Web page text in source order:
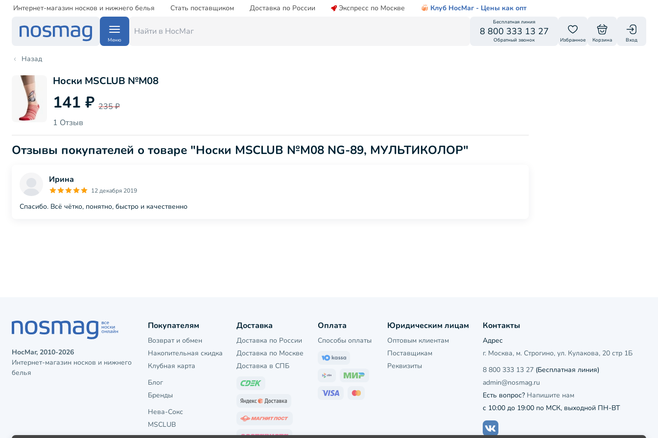
Интернет-магазин носков и нижнего белья Стать поставщиком Доставка по России Экспресс по Москве Клуб НосМаг - Цены как опт
Меню
Бесплатная линия
8 800 333 13 27
Обратный звонок Избранное Корзина Вход
Назад
Носки MSCLUB №М08
141 ₽ 235 ₽
1 Отзыв
Отзывы покупателей о товаре "Носки MSCLUB №М08 NG-89, МУЛЬТИКОЛОР"
Ирина
12 декабря 2019
Спасибо. Всё чётко, понятно, быстро и качественно
НосМаг, 2010-2026
Интернет-магазин носков и нижнего
белья
Покупателям
Возврат и обмен
Накопительная скидка
Клубная карта
Блог
Бренды
Нева-Сокс
MSCLUB
Доставка
Доставка по России
Доставка по Москве
Доставка в СПБ
Оплата
Способы оплаты
Юридическим лицам
Оптовым клиентам
Поставщикам
Реквизиты
Контакты
Адрес
г. Москва, м. Строгино, ул. Кулакова, 20 стр 1Б
8 800 333 13 27(Бесплатная линия)
admin@nosmag.ru
Есть вопрос? Напишите нам
с 10:00 до 19:00 по МСК, выходной ПН-ВТ